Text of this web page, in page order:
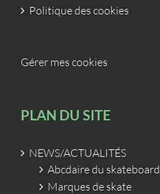
Politique des cookies
Gérer mes cookies
PLAN DU SITE
NEWS/ACTUALITÉS
Abcdaire du skateboard
Marques de skate